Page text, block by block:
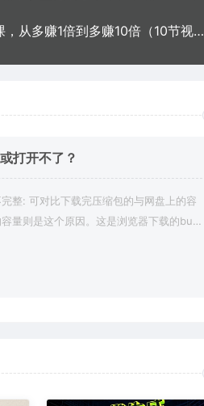
2023知识付费理论课，从多赚1倍到多赚10倍（10节视频课）
打开不了？
整: 可对比下载完压缩包的与网盘上的容
量则是这个原因。这是浏览器下载的bu